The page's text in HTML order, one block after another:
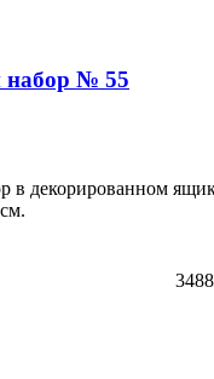
№ 55
в декорированном